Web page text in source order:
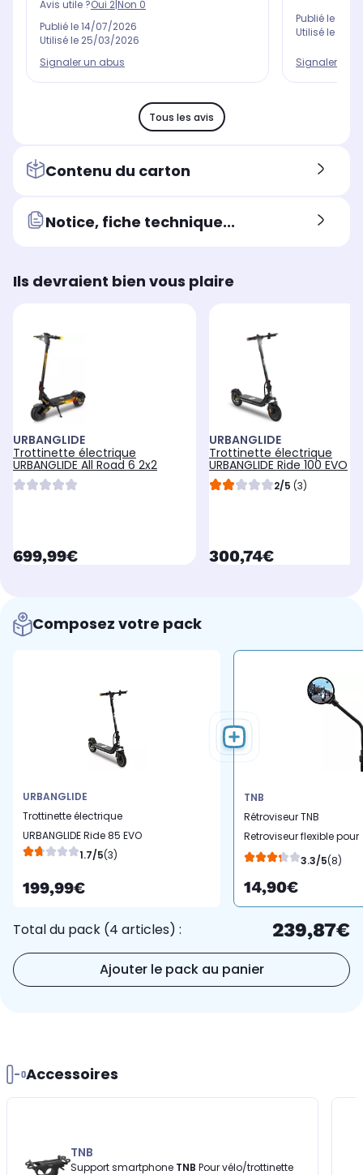
Avis utile ?Oui 2Non 0
Publié le14/07/2026
Utilisé le 25/03/2026
Signaler un abus
Publié le
Utilisé le
Signaler un
Tous les avis
Contenu du carton
Notice, fiche technique...
Ils devraient bien vous plaire
URBANGLIDE
Trottinette électrique
URBANGLIDE All Road 6 2x2
currentPrice
699,99€
URBANGLIDE
Trottinette électrique
URBANGLIDE Ride 100 EVO
2/5 (3)
currentPrice
300,74€
Composez votre pack
URBANGLIDE
Trottinette électrique
URBANGLIDE Ride 85 EVO
1.7/5(3)
199,99€
TNB
Rétroviseur TNB
Retroviseur flexible pour
guidon
3.3/5(8)
14,90€
Total du pack (4 articles) : 239,87€
Ajouter le pack au panier
Accessoires
TNB
Support smartphone TNB Pour vélo/trottinette